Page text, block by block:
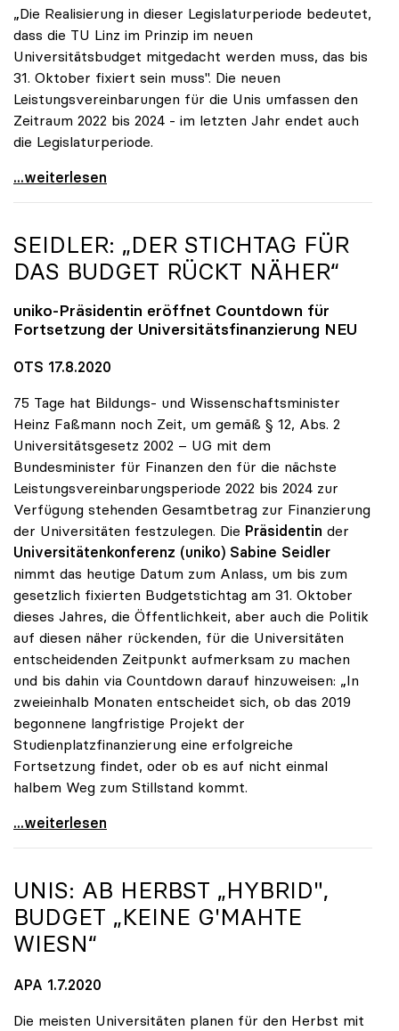
„Die Realisierung in dieser Legislaturperiode bedeutet,
dass die TU Linz im Prinzip im neuen
Universitätsbudget mitgedacht werden muss, das bis
31. Oktober fixiert sein muss". Die neuen
Leistungsvereinbarungen für die Unis umfassen den
Zeitraum 2022 bis 2024 - im letzten Jahr endet auch
die Legislaturperiode.
Seidler zu geplanter TU Linz: Muss im neuen
...weiterlesen
SEIDLER: „DER STICHTAG FÜR
DAS BUDGET RÜCKT NÄHER“
uniko-Präsidentin eröffnet Countdown für
Fortsetzung der Universitätsfinanzierung NEU
OTS 17.8.2020
75 Tage hat Bildungs- und Wissenschaftsminister
Heinz Faßmann noch Zeit, um gemäß § 12, Abs. 2
Universitätsgesetz 2002 – UG mit dem
Bundesminister für Finanzen den für die nächste
Leistungsvereinbarungsperiode 2022 bis 2024 zur
Verfügung stehenden Gesamtbetrag zur Finanzierung
der Universitäten festzulegen. Die Präsidentin der
Universitätenkonferenz (uniko) Sabine Seidler
nimmt das heutige Datum zum Anlass, um bis zum
gesetzlich fixierten Budgetstichtag am 31. Oktober
dieses Jahres, die Öffentlichkeit, aber auch die Politik
auf diesen näher rückenden, für die Universitäten
entscheidenden Zeitpunkt aufmerksam zu machen
und bis dahin via Countdown darauf hinzuweisen: „In
zweieinhalb Monaten entscheidet sich, ob das 2019
begonnene langfristige Projekt der
Studienplatzfinanzierung eine erfolgreiche
Fortsetzung findet, oder ob es auf nicht einmal
halbem Weg zum Stillstand kommt.
Seidler: „Der Stichtag für das Budget rückt näher“
...weiterlesen
UNIS: AB HERBST „HYBRID",
BUDGET „KEINE G'MAHTE
WIESN“
APA 1.7.2020
Die meisten Universitäten planen für den Herbst mit